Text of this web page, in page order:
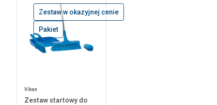
Zestaw w okazyjnej cenie
Pakiet
Vikan
Zestaw startowy do